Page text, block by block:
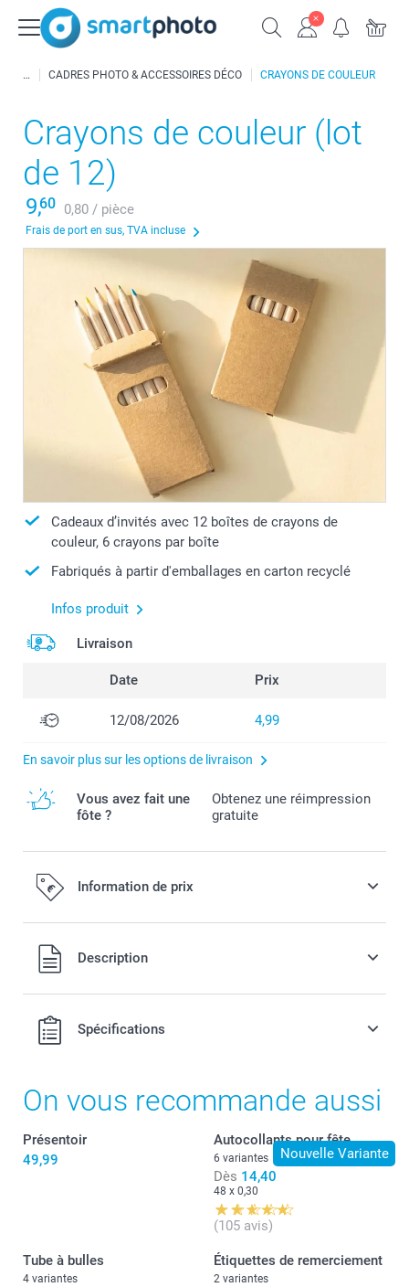
CADRES PHOTO & ACCESSOIRES DÉCO CRAYONS DE COULEUR
Crayons de couleur (lot
de 12)
9,60 0,80 / pièce
Frais de port en sus, TVA incluse
Cadeaux d’invités avec 12 boîtes de crayons de
couleur, 6 crayons par boîte
Fabriqués à partir d'emballages en carton recyclé
Infos produit
Livraison
Date Prix
12/08/2026 4,99
En savoir plus sur les options de livraison
Vous avez fait une
fôte ?
Obtenez une réimpression
gratuite
Information de prix
Tous les prix sont en EURO (€), TVA incluse et hors frais de
port.
Description
Spécifications
On vous recommande aussi
Présentoir
49,99
Nouvelle Variante
Autocollants pour fête
6 variantes
Dès 14,40
48 x 0,30
(105 avis)
Tube à bulles
4 variantes
Étiquettes de remerciement
2 variantes